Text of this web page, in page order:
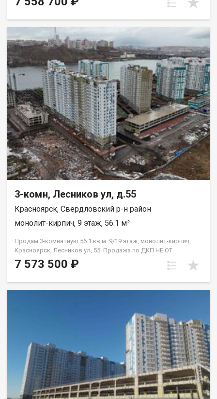
3-комн, Лесников ул, д.55
Красноярск, Свердловский р-н район
монолит-кирпич, 9 этаж, 56.1 м²
Продам 3-комнатную 56.1 кв.м. 9/19 этаж, монолит-кирпич,
Красноярск, Лесников ул, 55. Продажа по ДКП НЕ ОТ
ЗАСТРОЙЩИКА
7 573 500 ₽